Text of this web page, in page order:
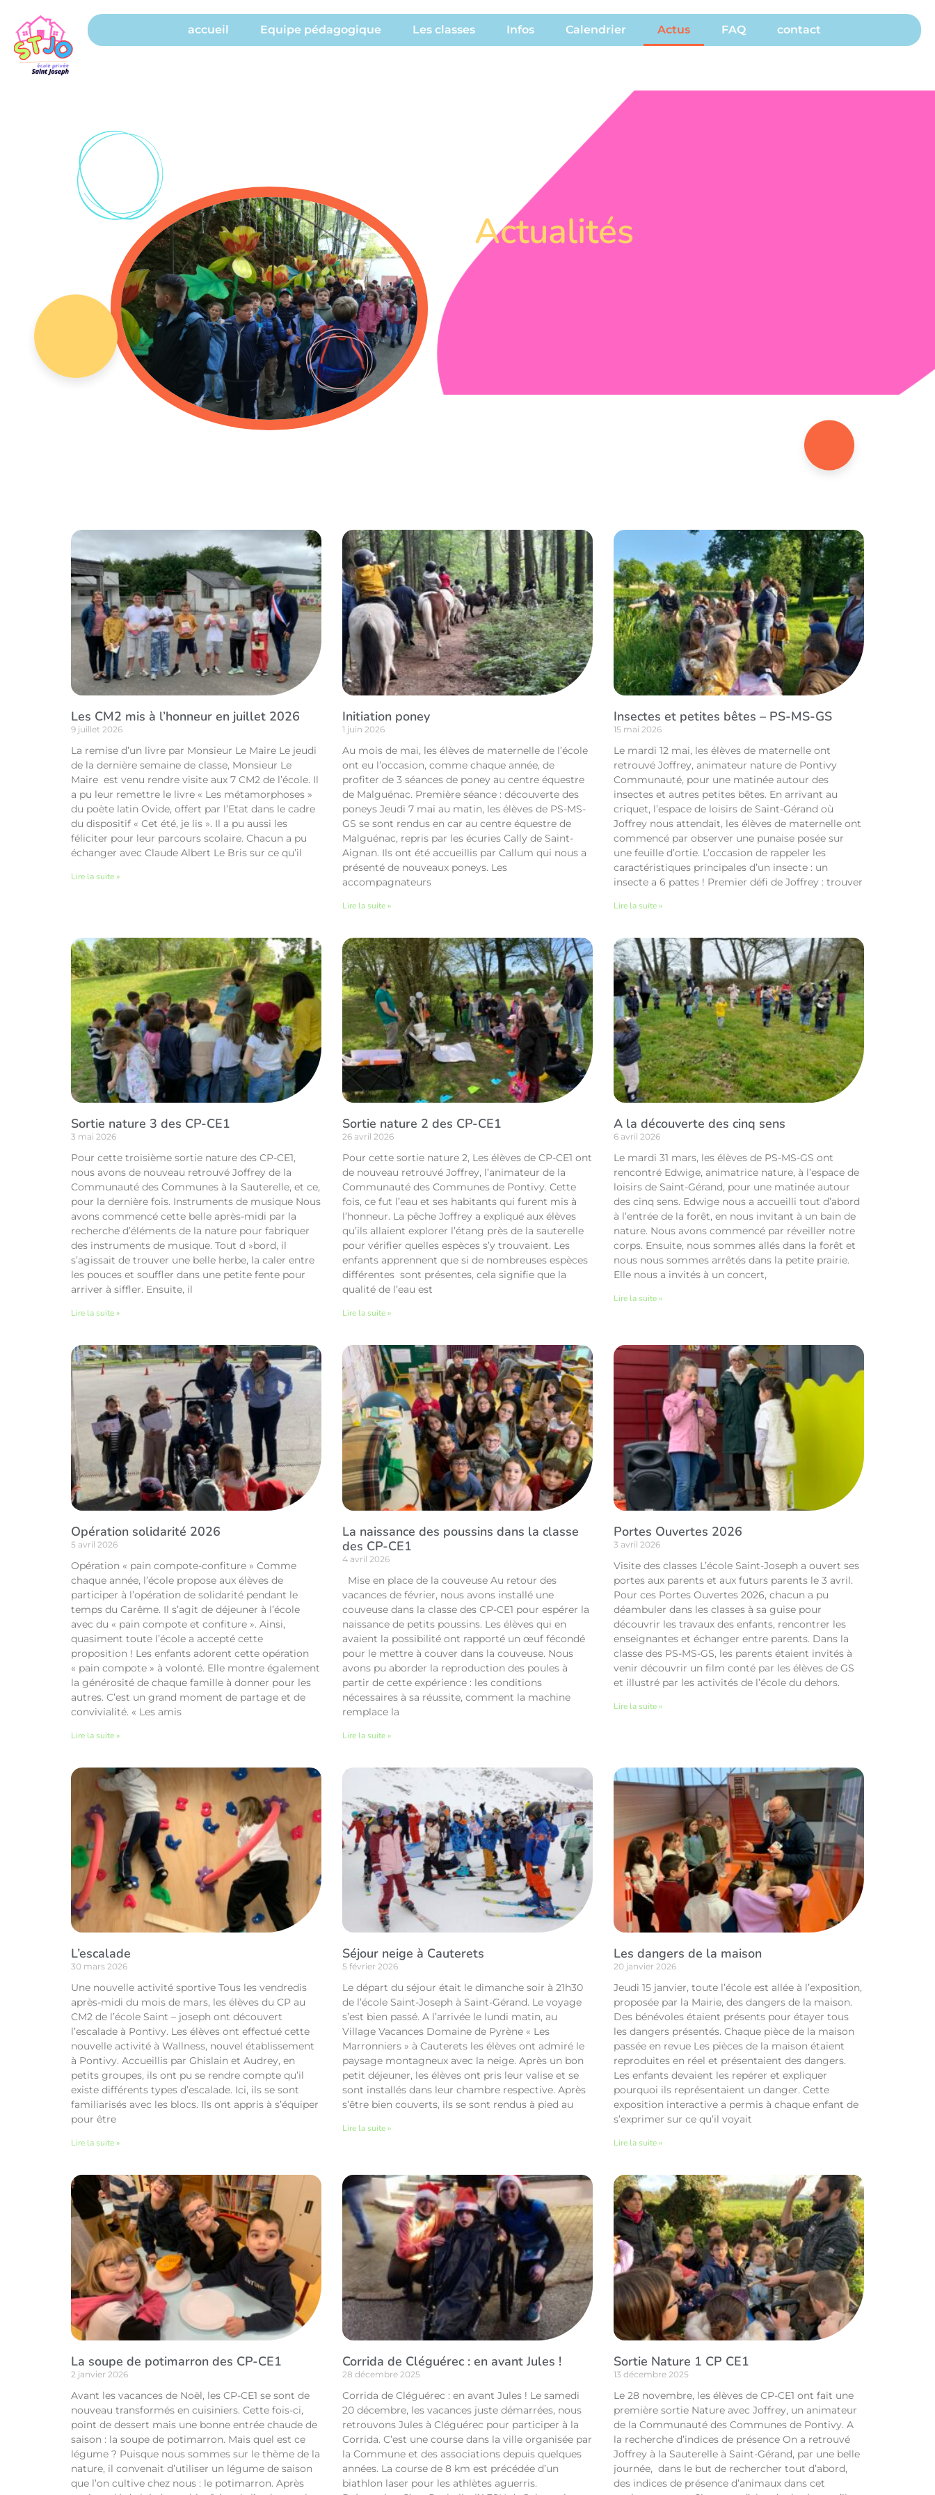
accueil Equipe pédagogique Les classes Infos Calendrier Actus FAQ contact
Actualités
Les CM2 mis à l’honneur en juillet 2026
9 juillet 2026
La remise d’un livre par Monsieur Le Maire Le jeudi
de la dernière semaine de classe, Monsieur Le
Maire est venu rendre visite aux 7 CM2 de l’école. Il
a pu leur remettre le livre « Les métamorphoses »
du poète latin Ovide, offert par l’Etat dans le cadre
du dispositif « Cet été, je lis ». Il a pu aussi les
féliciter pour leur parcours scolaire. Chacun a pu
échanger avec Claude Albert Le Bris sur ce qu’il
Lire la suite »
Initiation poney
1 juin 2026
Au mois de mai, les élèves de maternelle de l’école
ont eu l’occasion, comme chaque année, de
profiter de 3 séances de poney au centre équestre
de Malguénac. Première séance : découverte des
poneys Jeudi 7 mai au matin, les élèves de PS-MS-
GS se sont rendus en car au centre équestre de
Malguénac, repris par les écuries Cally de Saint-
Aignan. Ils ont été accueillis par Callum qui nous a
présenté de nouveaux poneys. Les
accompagnateurs
Lire la suite »
Insectes et petites bêtes – PS-MS-GS
15 mai 2026
Le mardi 12 mai, les élèves de maternelle ont
retrouvé Joffrey, animateur nature de Pontivy
Communauté, pour une matinée autour des
insectes et autres petites bêtes. En arrivant au
criquet, l’espace de loisirs de Saint-Gérand où
Joffrey nous attendait, les élèves de maternelle ont
commencé par observer une punaise posée sur
une feuille d’ortie. L’occasion de rappeler les
caractéristiques principales d’un insecte : un
insecte a 6 pattes ! Premier défi de Joffrey : trouver
Lire la suite »
Sortie nature 3 des CP-CE1
3 mai 2026
Pour cette troisième sortie nature des CP-CE1,
nous avons de nouveau retrouvé Joffrey de la
Communauté des Communes à la Sauterelle, et ce,
pour la dernière fois. Instruments de musique Nous
avons commencé cette belle après-midi par la
recherche d’éléments de la nature pour fabriquer
des instruments de musique. Tout d »bord, il
s’agissait de trouver une belle herbe, la caler entre
les pouces et souffler dans une petite fente pour
arriver à siffler. Ensuite, il
Lire la suite »
Sortie nature 2 des CP-CE1
26 avril 2026
Pour cette sortie nature 2, Les élèves de CP-CE1 ont
de nouveau retrouvé Joffrey, l’animateur de la
Communauté des Communes de Pontivy. Cette
fois, ce fut l’eau et ses habitants qui furent mis à
l’honneur. La pêche Joffrey a expliqué aux élèves
qu’ils allaient explorer l’étang près de la sauterelle
pour vérifier quelles espèces s’y trouvaient. Les
enfants apprennent que si de nombreuses espèces
différentes sont présentes, cela signifie que la
qualité de l’eau est
Lire la suite »
A la découverte des cinq sens
6 avril 2026
Le mardi 31 mars, les élèves de PS-MS-GS ont
rencontré Edwige, animatrice nature, à l’espace de
loisirs de Saint-Gérand, pour une matinée autour
des cinq sens. Edwige nous a accueilli tout d’abord
à l’entrée de la forêt, en nous invitant à un bain de
nature. Nous avons commencé par réveiller notre
corps. Ensuite, nous sommes allés dans la forêt et
nous nous sommes arrêtés dans la petite prairie.
Elle nous a invités à un concert,
Lire la suite »
Opération solidarité 2026
5 avril 2026
Opération « pain compote-confiture » Comme
chaque année, l’école propose aux élèves de
participer à l’opération de solidarité pendant le
temps du Carême. Il s’agit de déjeuner à l’école
avec du « pain compote et confiture ». Ainsi,
quasiment toute l’école a accepté cette
proposition ! Les enfants adorent cette opération
« pain compote » à volonté. Elle montre également
la générosité de chaque famille à donner pour les
autres. C’est un grand moment de partage et de
convivialité. « Les amis
Lire la suite »
La naissance des poussins dans la classe
des CP-CE1
4 avril 2026
Mise en place de la couveuse Au retour des
vacances de février, nous avons installé une
couveuse dans la classe des CP-CE1 pour espérer la
naissance de petits poussins. Les élèves qui en
avaient la possibilité ont rapporté un œuf fécondé
pour le mettre à couver dans la couveuse. Nous
avons pu aborder la reproduction des poules à
partir de cette expérience : les conditions
nécessaires à sa réussite, comment la machine
remplace la
Lire la suite »
Portes Ouvertes 2026
3 avril 2026
Visite des classes L’école Saint-Joseph a ouvert ses
portes aux parents et aux futurs parents le 3 avril.
Pour ces Portes Ouvertes 2026, chacun a pu
déambuler dans les classes à sa guise pour
découvrir les travaux des enfants, rencontrer les
enseignantes et échanger entre parents. Dans la
classe des PS-MS-GS, les parents étaient invités à
venir découvrir un film conté par les élèves de GS
et illustré par les activités de l’école du dehors.
Lire la suite »
L’escalade
30 mars 2026
Une nouvelle activité sportive Tous les vendredis
après-midi du mois de mars, les élèves du CP au
CM2 de l’école Saint – joseph ont découvert
l’escalade à Pontivy. Les élèves ont effectué cette
nouvelle activité à Wallness, nouvel établissement
à Pontivy. Accueillis par Ghislain et Audrey, en
petits groupes, ils ont pu se rendre compte qu’il
existe différents types d’escalade. Ici, ils se sont
familiarisés avec les blocs. Ils ont appris à s’équiper
pour être
Lire la suite »
Séjour neige à Cauterets
5 février 2026
Le départ du séjour était le dimanche soir à 21h30
de l’école Saint-Joseph à Saint-Gérand. Le voyage
s’est bien passé. A l’arrivée le lundi matin, au
Village Vacances Domaine de Pyrène « Les
Marronniers » à Cauterets les élèves ont admiré le
paysage montagneux avec la neige. Après un bon
petit déjeuner, les élèves ont pris leur valise et se
sont installés dans leur chambre respective. Après
s’être bien couverts, ils se sont rendus à pied au
Lire la suite »
Les dangers de la maison
20 janvier 2026
Jeudi 15 janvier, toute l’école est allée à l’exposition,
proposée par la Mairie, des dangers de la maison.
Des bénévoles étaient présents pour étayer tous
les dangers présentés. Chaque pièce de la maison
passée en revue Les pièces de la maison étaient
reproduites en réel et présentaient des dangers.
Les enfants devaient les repérer et expliquer
pourquoi ils représentaient un danger. Cette
exposition interactive a permis à chaque enfant de
s’exprimer sur ce qu’il voyait
Lire la suite »
La soupe de potimarron des CP-CE1
2 janvier 2026
Avant les vacances de Noël, les CP-CE1 se sont de
nouveau transformés en cuisiniers. Cette fois-ci,
point de dessert mais une bonne entrée chaude de
saison : la soupe de potimarron. Mais quel est ce
légume ? Puisque nous sommes sur le thème de la
nature, il convenait d’utiliser un légume de saison
que l’on cultive chez nous : le potimarron. Après
Corrida de Cléguérec : en avant Jules !
28 décembre 2025
Corrida de Cléguérec : en avant Jules ! Le samedi
20 décembre, les vacances juste démarrées, nous
retrouvons Jules à Cléguérec pour participer à la
Corrida. C’est une course dans la ville organisée par
la Commune et des associations depuis quelques
années. La course de 8 km est précédée d’un
biathlon laser pour les athlètes aguerris.
Sortie Nature 1 CP CE1
13 décembre 2025
Le 28 novembre, les élèves de CP-CE1 ont fait une
première sortie Nature avec Joffrey, un animateur
de la Communauté des Communes de Pontivy. A
la recherche d’indices de présence On a retrouvé
Joffrey à la Sauterelle à Saint-Gérand, par une belle
journée, dans le but de rechercher tout d’abord,
des indices de présence d’animaux dans cet